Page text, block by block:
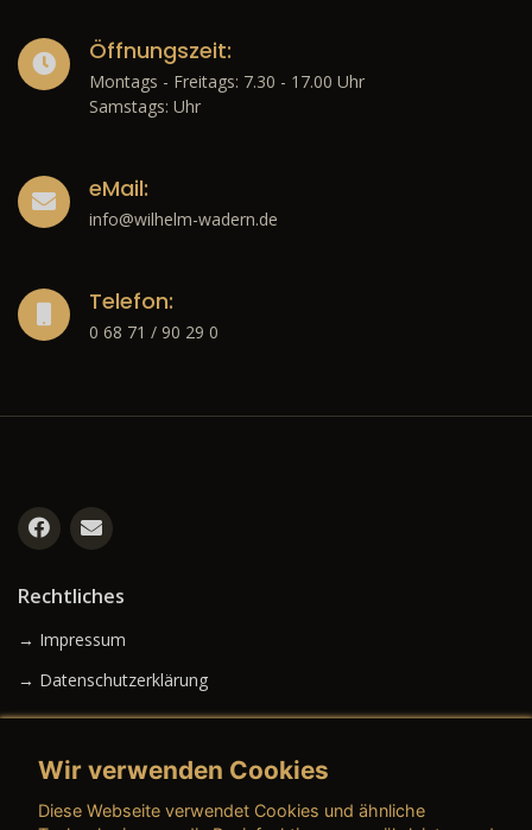
Öffnungszeit:
Montags - Freitags: 7.30 - 17.00 Uhr
Samstags: Uhr
eMail:
info@wilhelm-wadern.de
Telefon:
0 68 71 / 90 29 0
Rechtliches
→ Impressum
→ Datenschutzerklärung
Wir verwenden Cookies
Diese Webseite verwendet Cookies und ähnliche